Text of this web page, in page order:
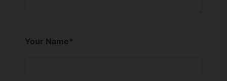
Your Name*